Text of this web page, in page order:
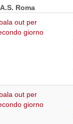
Roma